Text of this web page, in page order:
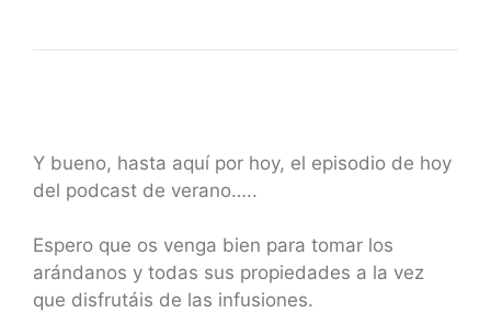
Y bueno, hasta aquí por hoy, el episodio de hoy
del podcast de verano…..
Espero que os venga bien para tomar los
arándanos y todas sus propiedades a la vez
que disfrutáis de las infusiones.